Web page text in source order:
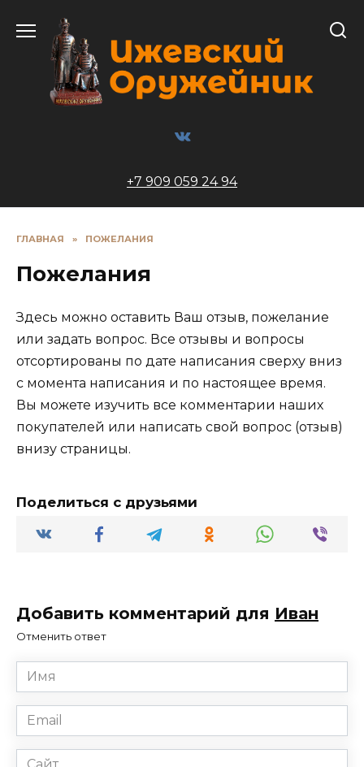
содержанию
+7 909 059 24 94
ГЛАВНАЯ » ПОЖЕЛАНИЯ
Пожелания
Здесь можно оставить Ваш отзыв, пожелание
или задать вопрос. Все отзывы и вопросы
отсортированы по дате написания сверху вниз
с момента написания и по настоящее время.
Вы можете изучить все комментарии наших
покупателей или написать свой вопрос (отзыв)
внизу страницы.
Поделиться с друзьями
Добавить комментарий для Иван
Отменить ответ
Имя
*
Email
*
Сайт